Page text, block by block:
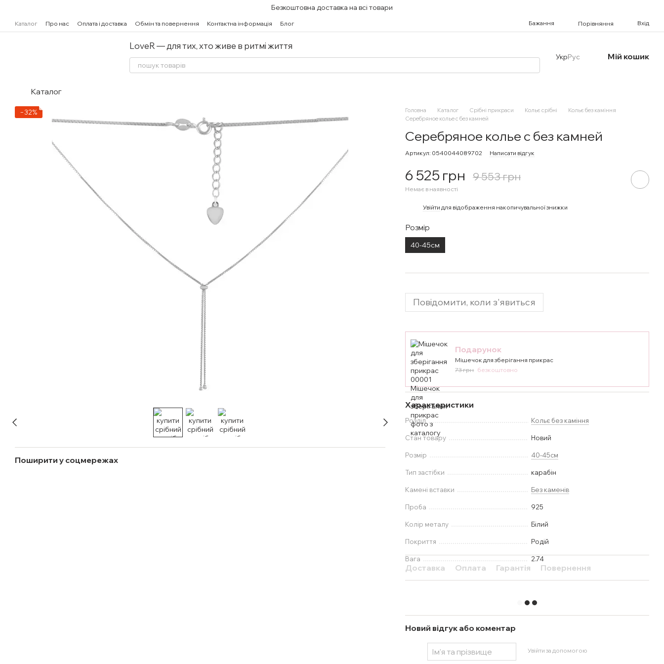
Безкоштовна доставка на всі товари
Каталог Про нас Оплата і доставка Обмін та повернення Контактна інформація Блог Бажання Порівняння Вхід
LoveR — для тих, хто живе в ритмі життя
УкрРус Мій кошик
Каталог
−32%
Поширити у соцмережах
Головна Каталог Срібні прикраси Кольє срібні
Кольє без каміння
Серебряное колье с без камней
Серебряное колье с без камней
Артикул: 0540044089702 Написати відгук
6 525 грн 9 553 грн
Немає в наявності
Увійти для відображення накопичувальної знижки
Розмір
40-45см
Повідомити, коли з'явиться
Подарунок
Мішечок для зберігання прикрас
73 грн безкоштовно
Характеристики
Розділ Кольє без каміння
Стан товару Новий
Розмір 40-45см
Тип застібки карабін
Камені вставки Без каменів
Проба 925
Колір металу Білий
Покриття Родій
Вага 2.74
Доставка Оплата Гарантія Повернення
Новий відгук або коментар
Увійти за допомогою